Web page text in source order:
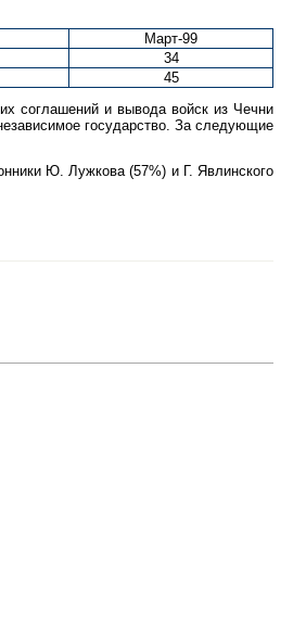
Март-99
34
45
соглашений и вывода войск из Чечни
государство. За следующие
Ю. Лужкова (57%) и Г. Явлинского